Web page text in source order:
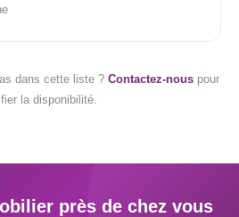
dans cette liste ? Contactez-nouspour
la disponibilité.
près de chez vous